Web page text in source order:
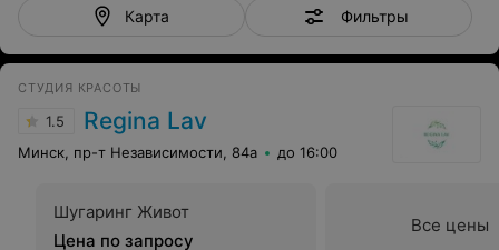
Карта Фильтры
СТУДИЯ КРАСОТЫ
1.5 Regina Lav
Минск, пр-т Независимости, 84а до 16:00
Шугаринг Живот
Цена по запросу
Все цены